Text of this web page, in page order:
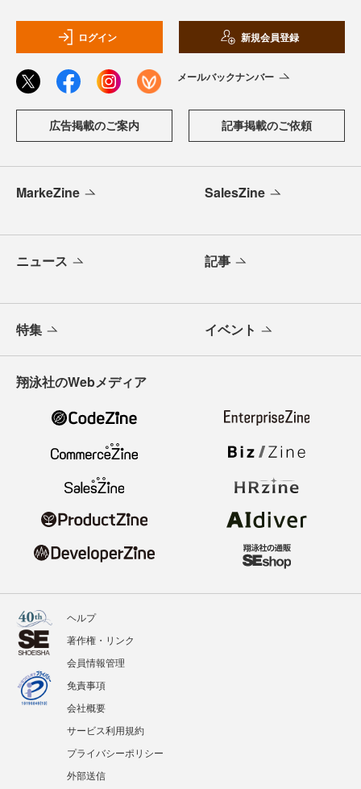
ログイン 新規会員登録
メールバックナンバー
広告掲載のご案内 記事掲載のご依頼
MarkeZine SalesZine
ニュース 記事
特集 イベント
翔泳社のWebメディア
ヘルプ
著作権・リンク
会員情報管理
免責事項
会社概要
サービス利用規約
プライバシーポリシー
外部送信